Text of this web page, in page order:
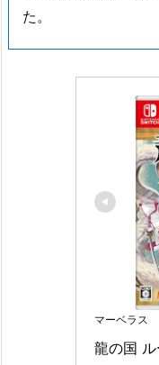
た。
マーベラス
龍の国